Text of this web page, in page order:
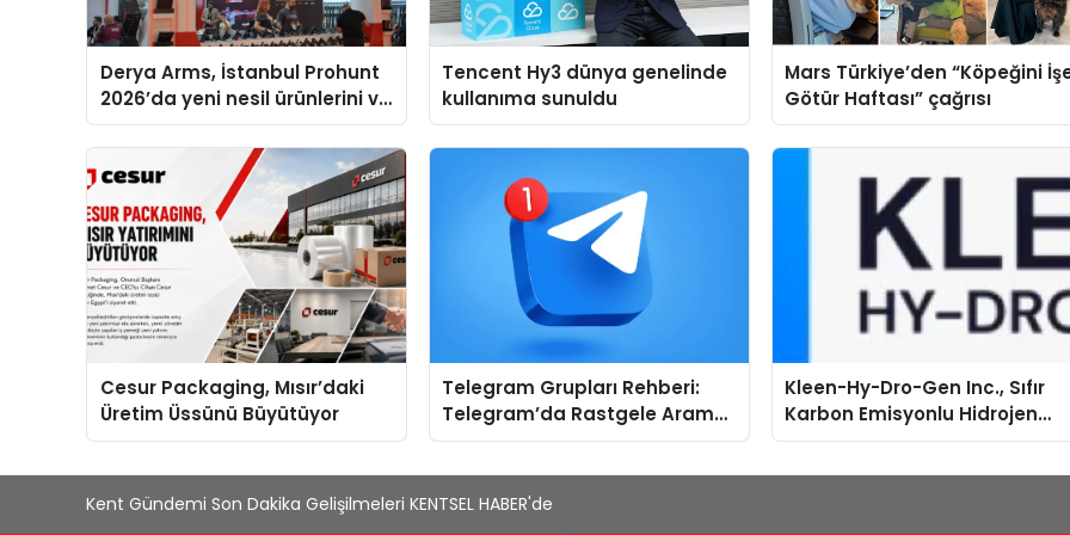
Derya Arms, İstanbul Prohunt
2026’da yeni nesil ürünlerini ve
global marka vizyonunu
sergiledi
Tencent Hy3 dünya genelinde
kullanıma sunuldu
Mars Türkiye’den “Köpeğini
Götür Haftası” çağrısı
Cesur Packaging, Mısır’daki
Üretim Üssünü Büyütüyor
Telegram Grupları Rehberi:
Telegram’da Rastgele Arama
Yerine Kategori Bazlı Keşif
Kleen-Hy-Dro-Gen Inc., Sıfır
Karbon Emisyonlu Hidrojen
Isıtma Teknolojisinde ISO ve
Kent Gündemi Son Dakika Gelişilmeleri KENTSEL HABER'de